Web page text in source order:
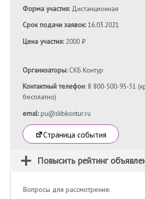
Форма участия:Дистанционная
Срок подачи заявок:16.03.2021
Цена участия:2000 ₽
Организаторы:СКБ Контур
Контактный телефон: 8 800-500-95-51
бесплатно)
emal:pu@skbkontur.ru
Страница события
Повысить рейтинг
Вопросы для рассмотрения: